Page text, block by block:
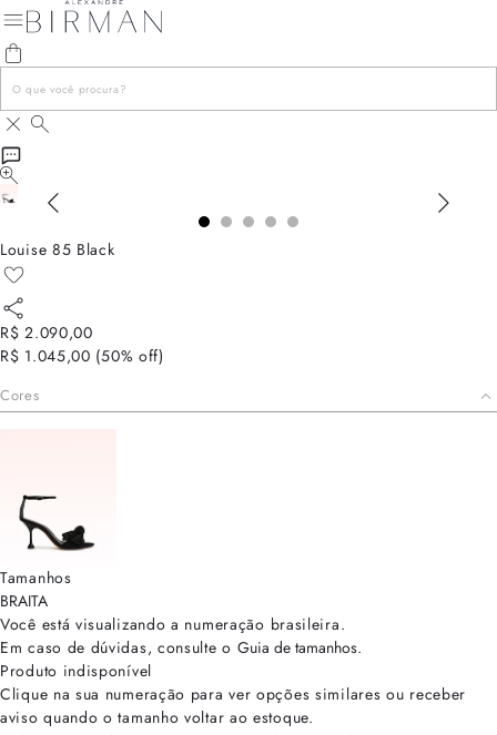
Louise 85 Black
R$ 2.090,00
R$ 1.045,00 (50% off)
Cores
Tamanhos
BRAITA
Você está visualizando a numeração brasileira.
Em caso de dúvidas, consulte o Guia de tamanhos.
Produto indisponível
Clique na sua numeração para ver opções similares ou receber
aviso quando o tamanho voltar ao estoque.